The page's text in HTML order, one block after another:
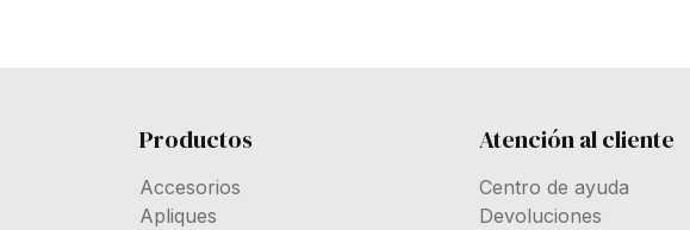
Productos
Accesorios
Apliques
Atención al cliente
Centro de ayuda
Devoluciones